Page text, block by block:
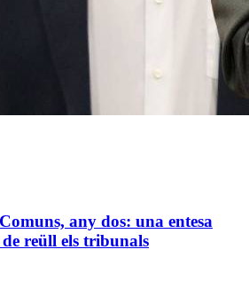
any dos: una entesa
reüll els tribunals